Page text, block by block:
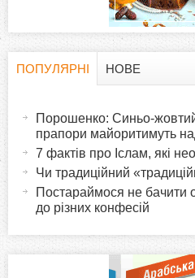
к
и
ПОПУЛЯРНІ
в
НОВЕ
Порошенко: Синьо-жовтий
прапори майоритимуть
7 фактів про Іслам, які
Чи традиційний
Постараймося не бачити
до різних конфесій